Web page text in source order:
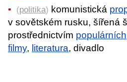
(politika) komunistická
v sovětském rusku, šířená
prostřednictvím populárních
filmy, literatura, divadlo